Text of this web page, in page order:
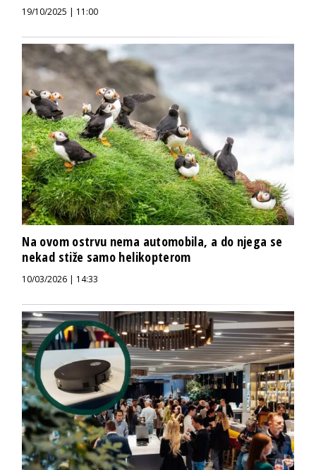
19/10/2025 | 11:00
Na ovom ostrvu nema automobila, a do njega se
nekad stiže samo helikopterom
10/03/2026 | 14:33